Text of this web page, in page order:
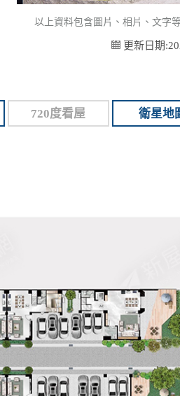
以上資料包含圖片、相片、文字
更新日期
720度看屋 衛星地